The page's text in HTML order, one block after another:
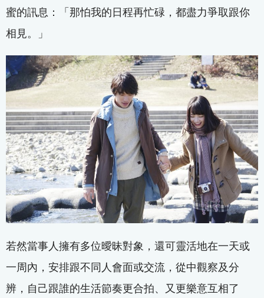
蜜的訊息：「那怕我的日程再忙碌，都盡力爭取跟你
相見。」
若然當事人擁有多位曖昧對象，還可靈活地在一天或
一周內，安排跟不同人會面或交流，從中觀察及分
辨，自己跟誰的生活節奏更合拍、又更樂意互相了